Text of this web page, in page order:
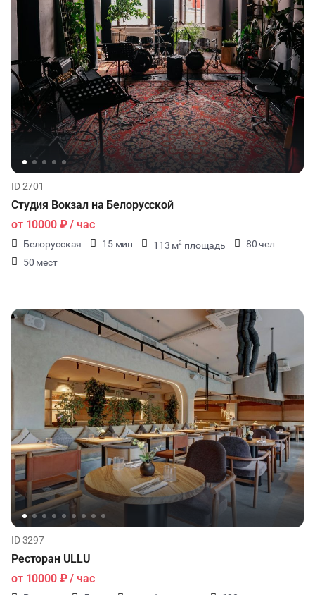
ID 2701
Студия Вокзал на Белорусской
от 10000 ₽/ час
Белорусская 15 мин 113 м2 площадь
80 чел
50 мест
ID 3297
Ресторан ULLU
от 10000 ₽/ час